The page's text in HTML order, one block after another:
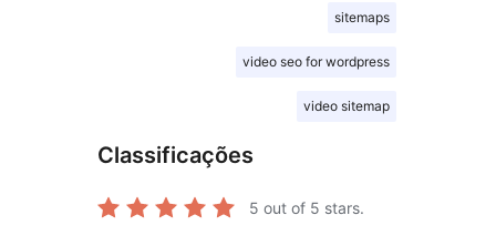
sitemaps
video seo for wordpress
video sitemap
Classificações
5 out of 5 stars.